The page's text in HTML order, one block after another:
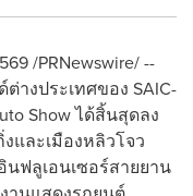
/PRNewswire/ --
างประเทศของ SAIC-
Show ได้สิ้นสุดลง
และเมืองหลิวโจว
ฟลูเอนเซอร์สายยาน